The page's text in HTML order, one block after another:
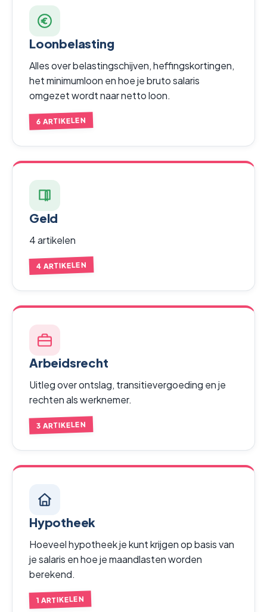
Loonbelasting
Alles over belastingschijven, heffingskortingen,
het minimumloon en hoe je bruto salaris
omgezet wordt naar netto loon.
6 ARTIKELEN
Geld
4 artikelen
4 ARTIKELEN
Arbeidsrecht
Uitleg over ontslag, transitievergoeding en je
rechten als werknemer.
3 ARTIKELEN
Hypotheek
Hoeveel hypotheek je kunt krijgen op basis van
je salaris en hoe je maandlasten worden
berekend.
1 ARTIKELEN